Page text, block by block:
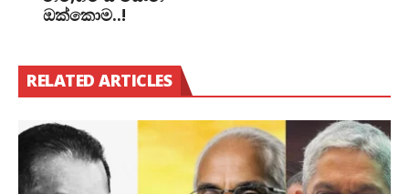
ඔක්කොම..!
RELATED ARTICLES